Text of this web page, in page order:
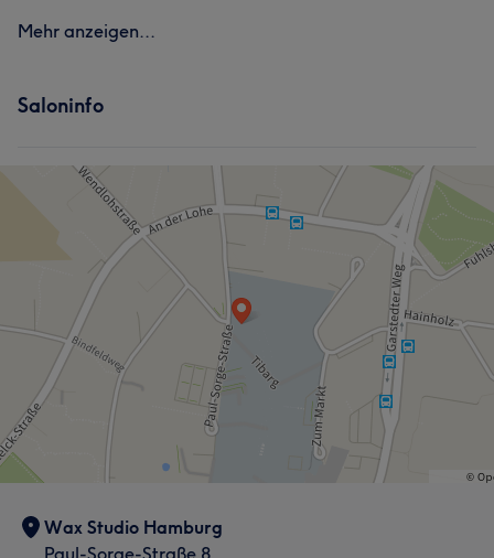
Mehr anzeigen...
Saloninfo
Wax Studio Hamburg
Paul-Sorge-Straße 8